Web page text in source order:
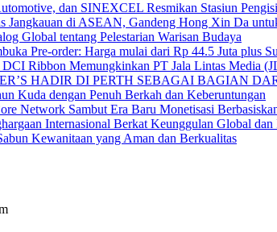
dan SINEXCEL Resmikan Stasiun
Jangkauan di ASEAN, Gandeng Hong Xin Da
Global tentang Pelestarian Warisan Budaya
Pre-order: Harga mulai dari Rp 44.5 Juta plus
Ribbon Memungkinkan PT Jala Lintas Media
HADIR DI PERTH SEBAGAI BAGIAN
Kuda dengan Penuh Berkah dan Keberuntungan
Network Sambut Era Baru Monetisasi
Internasional Berkat Keunggulan Global
Kewanitaan yang Aman dan Berkualitas